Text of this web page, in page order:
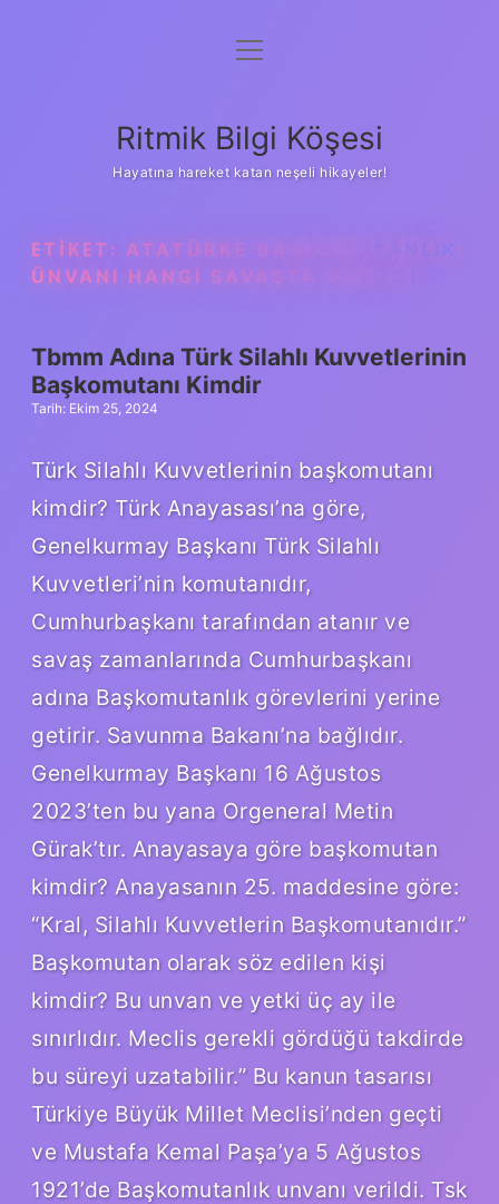
Anasayfa
Yasal Uyarı
menüyü
Ritmik Bilgi Köşesi
Hayatına hareket katan neşeli hikayeler!
ETIKET: ATATÜRKE BAŞKOMUTANLIK
ÜNVANI HANGI SAVAŞTA VERILDI
Tbmm Adına Türk Silahlı Kuvvetlerinin
Başkomutanı Kimdir
Tarih: Ekim 25, 2024
Türk Silahlı Kuvvetlerinin başkomutanı
kimdir? Türk Anayasası’na göre,
Genelkurmay Başkanı Türk Silahlı
Kuvvetleri’nin komutanıdır,
Cumhurbaşkanı tarafından atanır ve
savaş zamanlarında Cumhurbaşkanı
adına Başkomutanlık görevlerini yerine
getirir. Savunma Bakanı’na bağlıdır.
Genelkurmay Başkanı 16 Ağustos
2023’ten bu yana Orgeneral Metin
Gürak’tır. Anayasaya göre başkomutan
kimdir? Anayasanın 25. maddesine göre:
“Kral, Silahlı Kuvvetlerin Başkomutanıdır.”
Başkomutan olarak söz edilen kişi
kimdir? Bu unvan ve yetki üç ay ile
sınırlıdır. Meclis gerekli gördüğü takdirde
bu süreyi uzatabilir.” Bu kanun tasarısı
Türkiye Büyük Millet Meclisi’nden geçti
ve Mustafa Kemal Paşa’ya 5 Ağustos
1921’de Başkomutanlık unvanı verildi. Tsk